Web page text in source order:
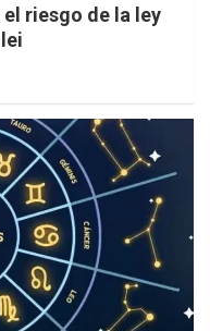
riesgo de la ley